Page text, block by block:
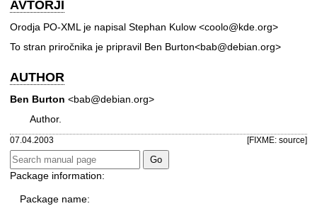
AVTORJI
Orodja PO-XML je napisal Stephan Kulow <coolo@kde.org>
To stran priročnika je pripravil Ben Burton<bab@debian.org>
AUTHOR
Ben Burton <bab@debian.org>
Author.
07.04.2003 [FIXME: source]
Package information:
Package name: